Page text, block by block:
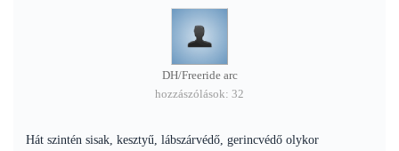
DH/Freeride arc
hozzászólások: 32
Hát szintén sisak, kesztyű, lábszárvédő, gerincvédő olykor